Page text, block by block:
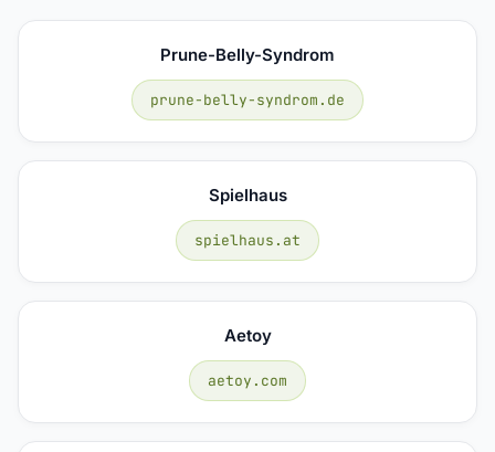
Prune-Belly-Syndrom
prune-belly-syndrom.de
Spielhaus
spielhaus.at
Aetoy
aetoy.com